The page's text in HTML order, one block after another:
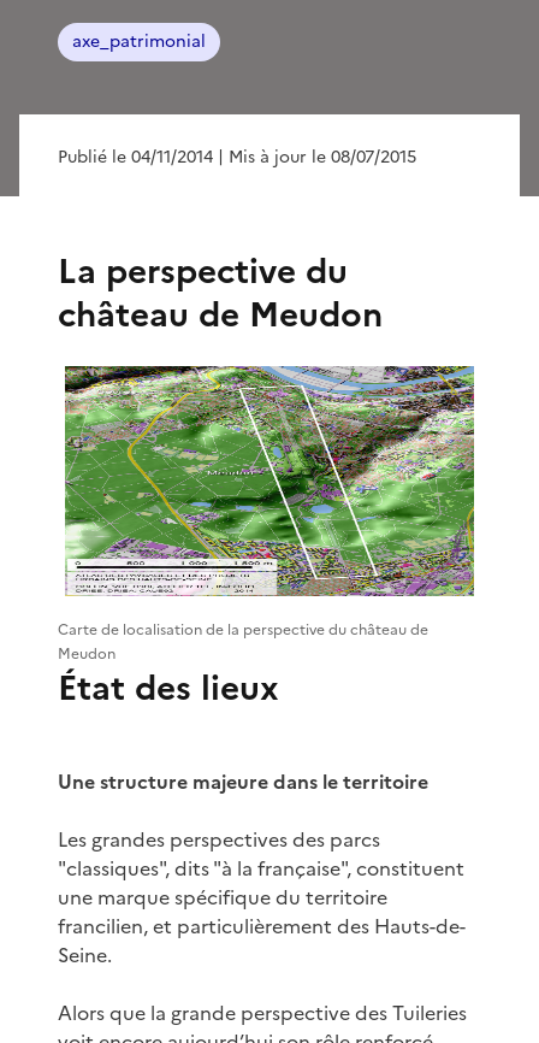
axe_patrimonial
Publié le 04/11/2014 | Mis à jour le 08/07/2015
La perspective du
château de Meudon
Carte de localisation de la perspective du château de
Meudon
État des lieux
Une structure majeure dans le territoire
Les grandes perspectives des parcs
"classiques", dits "à la française", constituent
une marque spécifique du territoire
francilien, et particulièrement des Hauts-de-
Seine.
Alors que la grande perspective des Tuileries